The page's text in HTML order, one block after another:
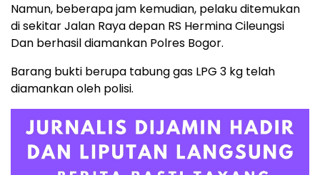
Namun, beberapa jam kemudian, pelaku ditemukan
di sekitar Jalan Raya depan RS Hermina Cileungsi
Dan berhasil diamankan Polres Bogor.
Barang bukti berupa tabung gas LPG 3 kg telah
diamankan oleh polisi.